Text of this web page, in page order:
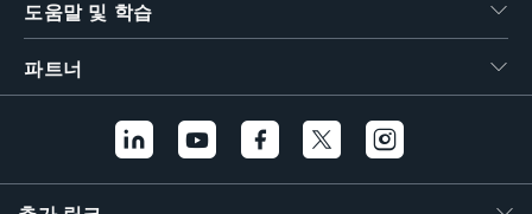
도움말 및 학습
파트너